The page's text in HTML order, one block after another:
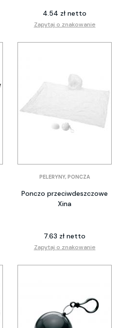
4.54 zł netto
Zapytaj o znakowanie
PELERYNY, PONCZA
Ponczo przeciwdeszczowe
Xina
7.63 zł netto
Zapytaj o znakowanie